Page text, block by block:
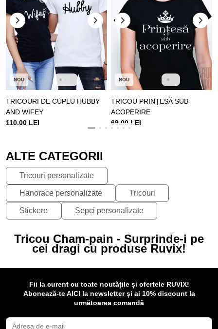
NOU
TRICOURI DE CUPLU HUBBY
AND WIFEY
110.00 LEI
NOU
TRICOU PRINȚESĂ SUB
ACOPERIRE
69.00 LEI
ALTE CATEGORII
Tricouri personalizate
Hanorace personalizate Tricouri
Stickere Șepci personalizate
Tricou Cham-pain - Surprinde-i pe
cei dragi cu produse Ruvix!
Fii la curent cu toate noutățile și ofertele RUVIX!
Abonează-te AICI la newsletter și ai 10% discount la
următoarea comandă